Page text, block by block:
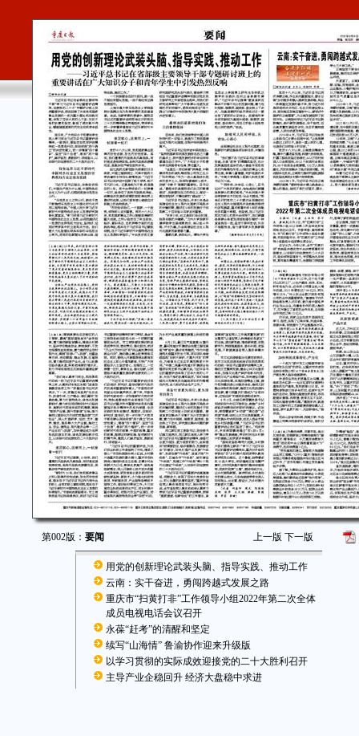
第002版： 要闻 上一版 下一版
用党的创新理论武装头脑、指导实践、推动工作
云南：实干奋进，勇闯跨越式发展之路
重庆市“扫黄打非”工作领导小组2022年第二次全体
成员电视电话会议召开
永葆“赶考”的清醒和坚定
续写“山海情” 鲁渝协作迎来升级版
以学习贯彻的实际成效迎接党的二十大胜利召开
主导产业企稳回升 经济大盘稳中求进